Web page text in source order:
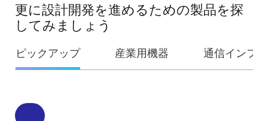
更に設計開発を進めるための製品を探
してみましょう
ピックアップ 産業用機器 通信インフ